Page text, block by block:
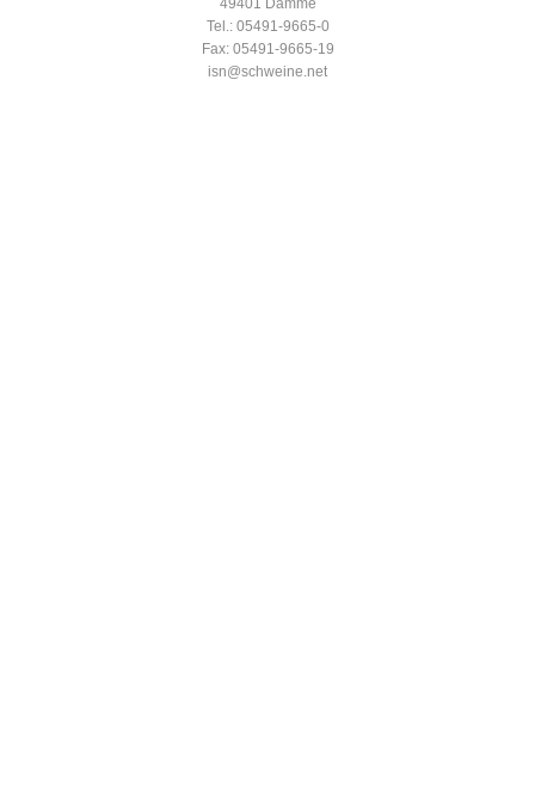
49401 Damme
Tel.: 05491-9665-0
Fax: 05491-9665-19
isn@schweine.net